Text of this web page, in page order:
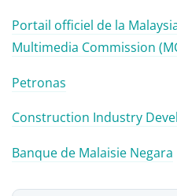
Portail officiel de la
Multimedia Commission
Petronas
Construction Industry
Banque de Malaisie Negara